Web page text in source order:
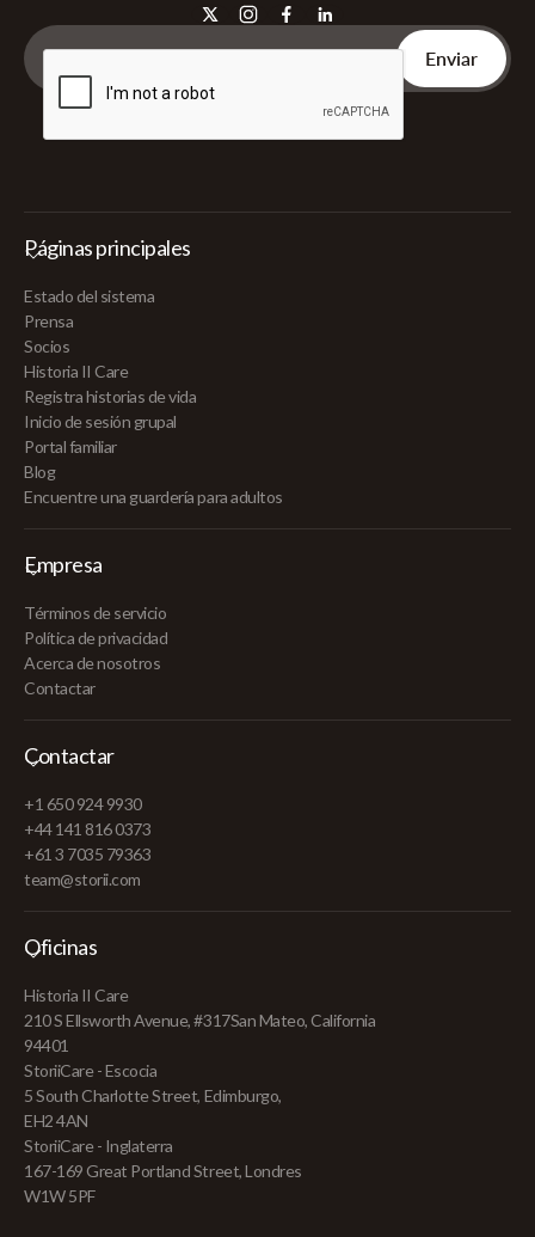
Páginas principales
Estado del sistema
Prensa
Socios
Historia II Care
Registra historias de vida
Inicio de sesión grupal
Portal familiar
Blog
Encuentre una guardería para adultos
Empresa
Términos de servicio
Política de privacidad
Acerca de nosotros
Contactar
Contactar
+1 650 924 9930
+44 141 816 0373
+61 3 7035 79363
team@storii.com
Oficinas
Historia II Care
210 S Ellsworth Avenue, #317San Mateo, California
94401
StoriiCare - Escocia
5 South Charlotte Street, Edimburgo,
EH2 4AN
StoriiCare - Inglaterra
167-169 Great Portland Street, Londres
W1W 5PF